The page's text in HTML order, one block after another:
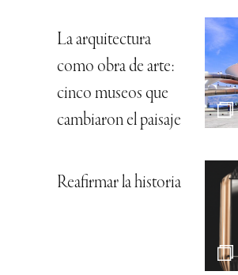
La arquitectura
como obra de arte:
cinco museos que
cambiaron el paisaje
Reafirmar la historia